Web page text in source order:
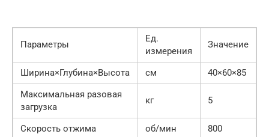
Параметры
Ед.
измерения
Значение
Ширина×Глубина×Высота см
40×60×85
Максимальная разовая
загрузка
кг 5
Скорость отжима об/мин 800